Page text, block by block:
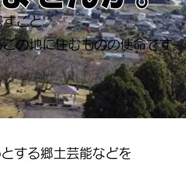
こと。
の地に住むものの使命です。
する郷土芸能などを